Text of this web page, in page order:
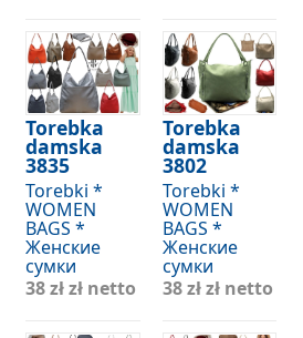
Torebka
damska
3835
Torebki *
WOMEN
BAGS *
Женские
сумки
38 złzł netto
Torebka
damska
3802
Torebki *
WOMEN
BAGS *
Женские
сумки
38 złzł netto